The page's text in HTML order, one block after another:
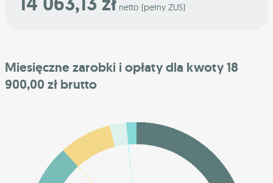
netto (pełny ZUS)
Miesięczne zarobki i opłaty dla kwoty 18
900,00 zł brutto